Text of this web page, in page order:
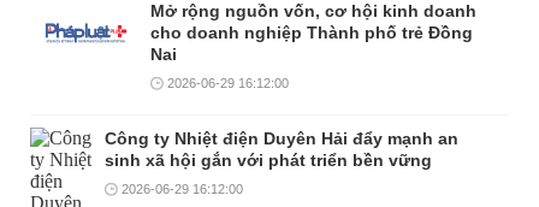
Mở rộng nguồn vốn, cơ hội kinh doanh
cho doanh nghiệp Thành phố trẻ Đồng
Nai
2026-06-29 16:12:00
Công ty Nhiệt điện Duyên Hải đẩy mạnh an
sinh xã hội gắn với phát triển bền vững
2026-06-29 16:12:00